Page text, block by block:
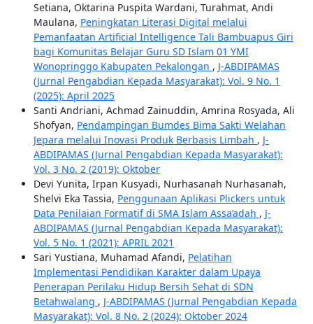
Setiana, Oktarina Puspita Wardani, Turahmat, Andi
Maulana, Peningkatan Literasi Digital melalui
Pemanfaatan Artificial Intelligence Tali Bambuapus Giri
bagi Komunitas Belajar Guru SD Islam 01 YMI
Wonopringgo Kabupaten Pekalongan , J-ABDIPAMAS
(Jurnal Pengabdian Kepada Masyarakat): Vol. 9 No. 1
(2025): April 2025
Santi Andriani, Achmad Zainuddin, Amrina Rosyada, Ali
Shofyan, Pendampingan Bumdes Bima Sakti Welahan
Jepara melalui Inovasi Produk Berbasis Limbah , J-
ABDIPAMAS (Jurnal Pengabdian Kepada Masyarakat):
Vol. 3 No. 2 (2019): Oktober
Devi Yunita, Irpan Kusyadi, Nurhasanah Nurhasanah,
Shelvi Eka Tassia, Penggunaan Aplikasi Plickers untuk
Data Penilaian Formatif di SMA Islam Assa’adah , J-
ABDIPAMAS (Jurnal Pengabdian Kepada Masyarakat):
Vol. 5 No. 1 (2021): APRIL 2021
Sari Yustiana, Muhamad Afandi, Pelatihan
Implementasi Pendidikan Karakter dalam Upaya
Penerapan Perilaku Hidup Bersih Sehat di SDN
Betahwalang , J-ABDIPAMAS (Jurnal Pengabdian Kepada
Masyarakat): Vol. 8 No. 2 (2024): Oktober 2024